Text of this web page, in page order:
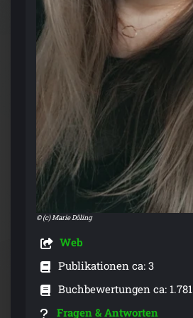
© (c) Marie Döling
Web
Publikationen ca: 3
Buchbewertungen ca: 1.781
Fragen & Antworten